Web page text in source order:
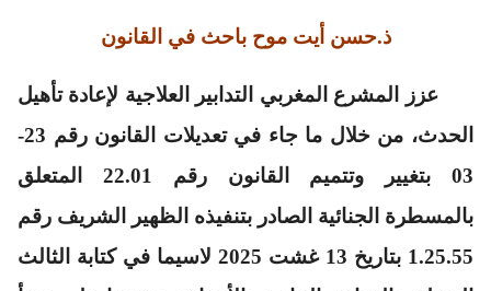
ذ.حسن أيت موحباحث في القانون
عزز المشرع المغربي التدابير العلاجية لإعادة تأهيل
الحدث، من خلال ما جاء في تعديلات القانون رقم 23-
03 بتغيير وتتميم القانون رقم 22.01 المتعلق
بالمسطرة الجنائية الصادر بتنفيذه الظهير الشريف رقم
1.25.55 بتاريخ 13 غشت 2025 لاسيما في كتابة الثالث